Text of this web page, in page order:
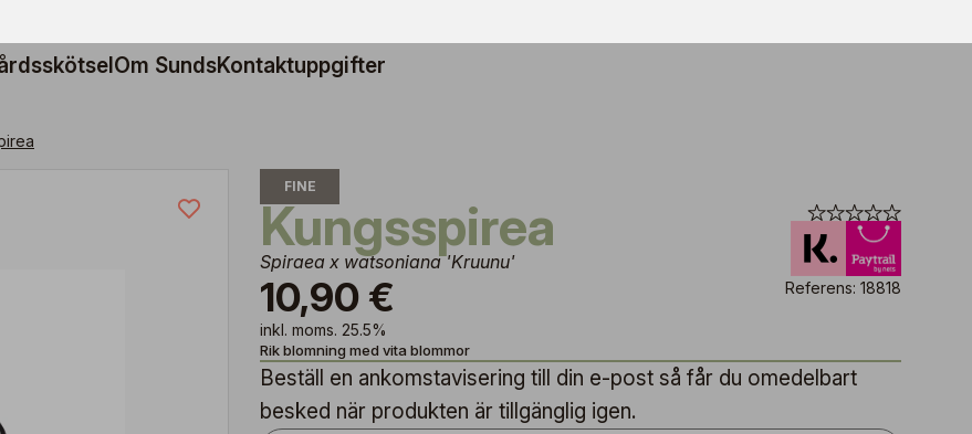
Om SundsKontaktuppgifter
FINE
Kungsspirea
Spiraea x watsoniana 'Kruunu'
10,90 €
inkl. moms. 25.5%
Referens: 18818
Rik blomning med vita blommor
Beställ en ankomstavisering till din e-post så får du omedelbart
besked när produkten är tillgänglig igen.